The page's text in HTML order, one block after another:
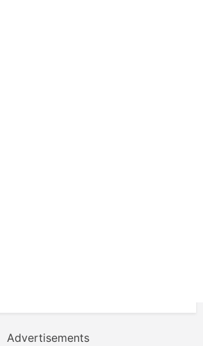
Advertisements